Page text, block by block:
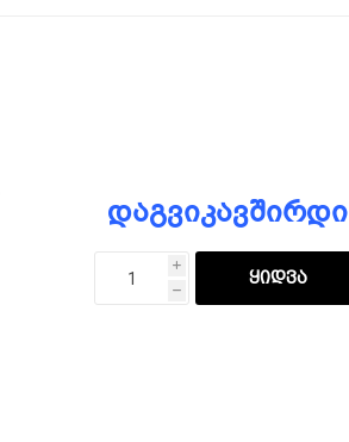
დაგვიკავშირდი
i
h